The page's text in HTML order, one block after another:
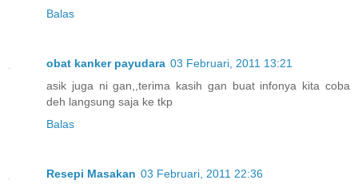
Balas
obat kanker payudara 03 Februari, 2011 13:21
asik juga ni gan,,terima kasih gan buat infonya kita coba
deh langsung saja ke tkp
Balas
Resepi Masakan 03 Februari, 2011 22:36